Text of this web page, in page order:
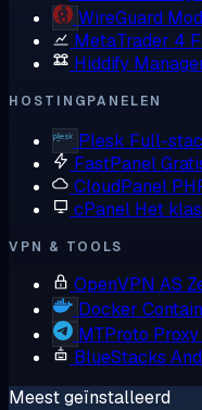
WireGuard
MetaTrader 4
Hiddify
HOSTINGPANELEN
Plesk Full-
FastPanel
CloudPanel
cPanel Het
VPN & TOOLS
OpenVPN AS
Docker
MTProto Proxy
BlueStacks
Meest geïnstalleerd